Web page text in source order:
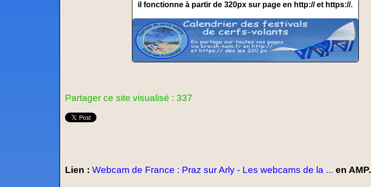
il fonctionne à partir de 320px sur page en http:// et https://.
Partager ce site visualisé : 337
Lien : Webcam de France : Praz sur Arly - Les webcams de la ... en AMP.